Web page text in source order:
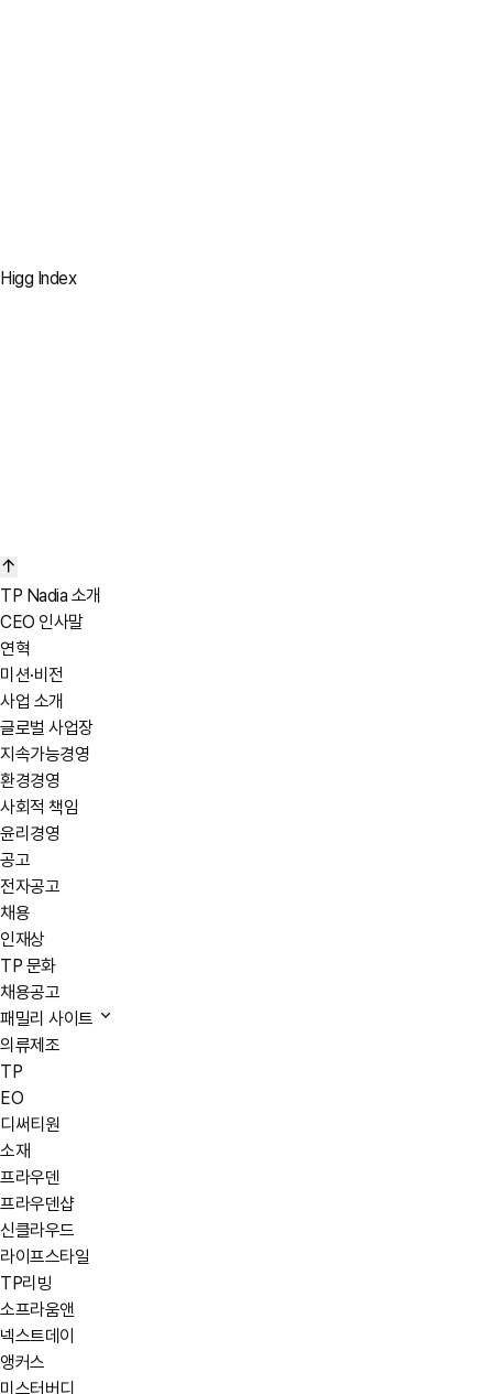
Higg Index
바로가기
TP Nadia 소개
CEO 인사말
연혁
미션·비전
사업 소개
글로벌 사업장
지속가능경영
환경경영
사회적 책임
윤리경영
공고
전자공고
채용
인재상
TP 문화
채용공고
패밀리 사이트
의류제조
TP
EO
디써티원
소재
프라우덴
프라우덴샵
신클라우드
라이프스타일
TP리빙
소프라움앤
넥스트데이
앵커스
미스터버디